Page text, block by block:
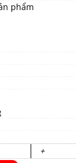
phẩm
+